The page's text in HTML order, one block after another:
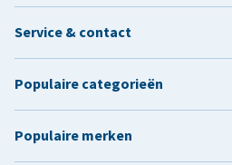
Service & contact
Populaire categorieën
Populaire merken